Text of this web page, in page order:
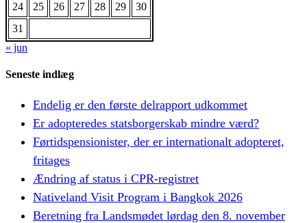
24
25 26 27 28 29
30
31
« jun
Seneste indlæg
Endelig er den første delrapport udkommet
Er adopteredes statsborgerskab mindre værd?
Førtidspensionister, der er internationalt adopteret,
fritages
Ændring af status i CPR-registret
Nativeland Visit Program i Bangkok 2026
Beretning fra Landsmødet lørdag den 8. november